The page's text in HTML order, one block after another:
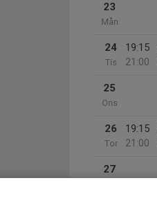
23
Mån
24
Tis
19:15
21:00
25
Ons
26
Tor
19:15
21:00
27